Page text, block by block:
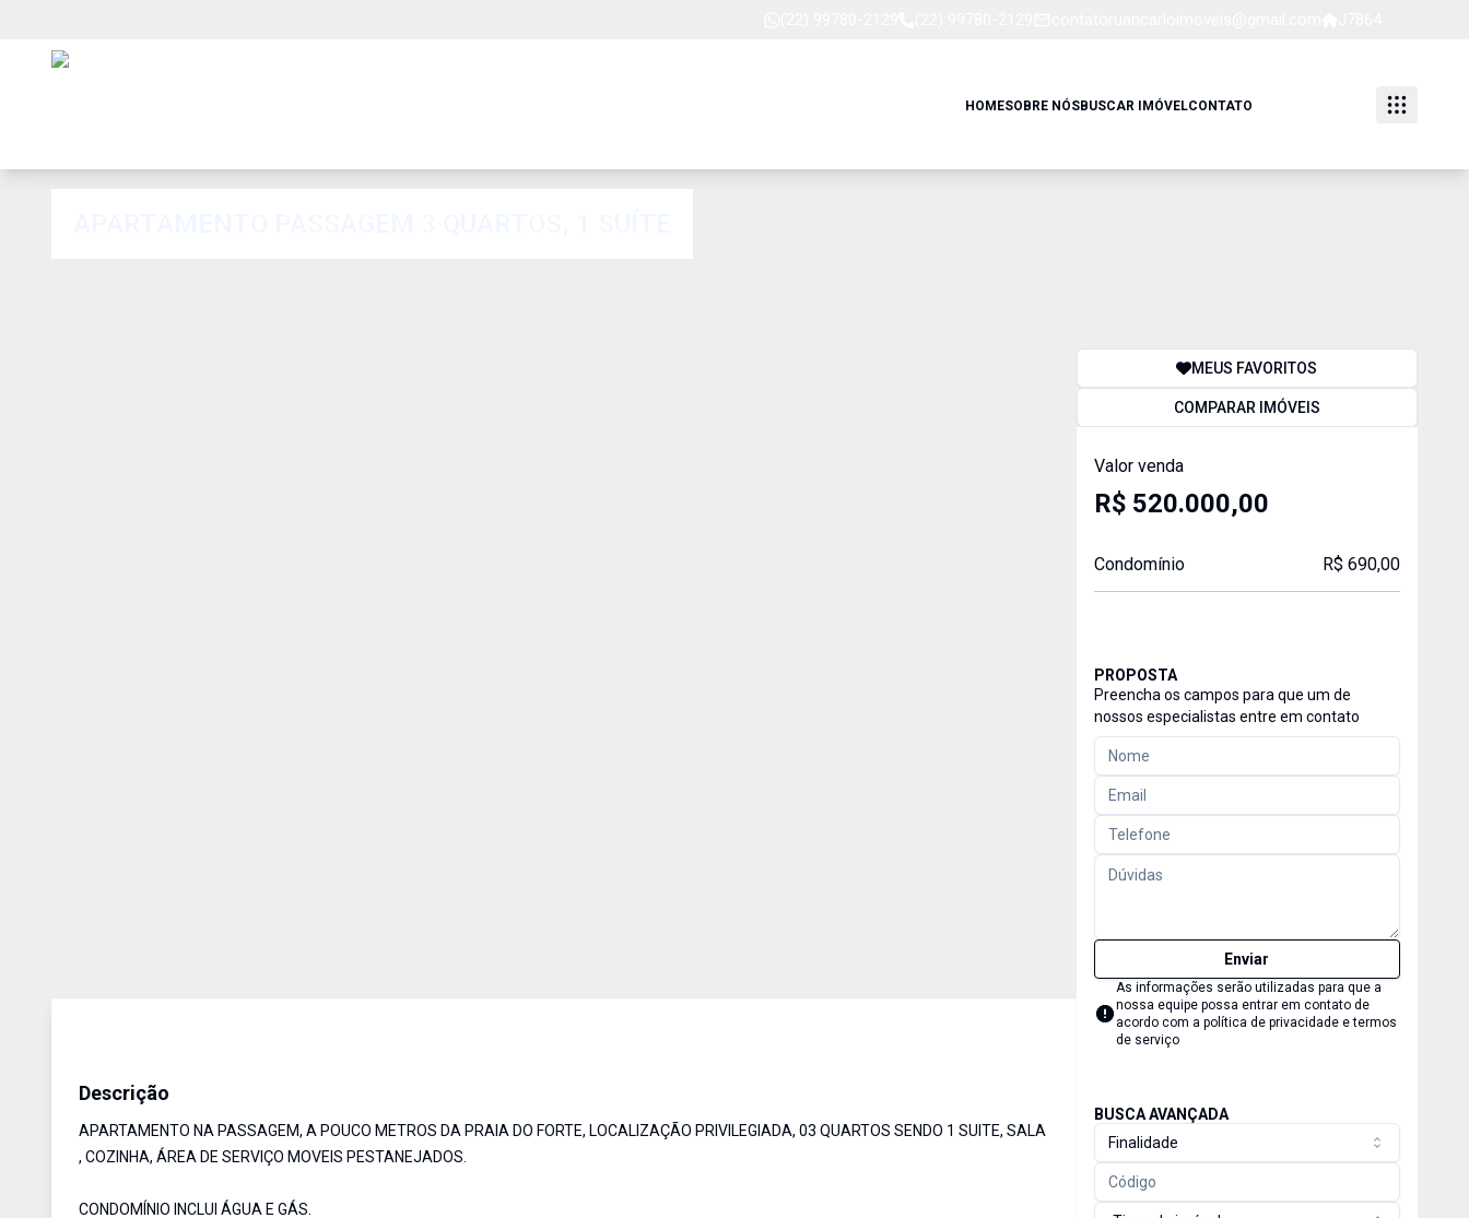
HOMESOBRE NÓSBUSCAR IMÓVELCONTATO
Descrição
APARTAMENTO NA PASSAGEM, A POUCO METROS DA PRAIA DO FORTE, LOCALIZAÇÃO PRIVILEGIADA, 03 QUARTOS SENDO 1 SUITE, SALA
, COZINHA, ÁREA DE SERVIÇO MOVEIS PESTANEJADOS.
CONDOMÍNIO INCLUI ÁGUA E GÁS.
MEUS FAVORITOS
COMPARAR IMÓVEIS
Valor venda
R$ 520.000,00
Condomínio R$ 690,00
PROPOSTA
Preencha os campos para que um de
nossos especialistas entre em contato
Enviar
As informações serão utilizadas para que a
nossa equipe possa entrar em contato de
acordo com a política de privacidade e termos
de serviço
BUSCA AVANÇADA
Finalidade